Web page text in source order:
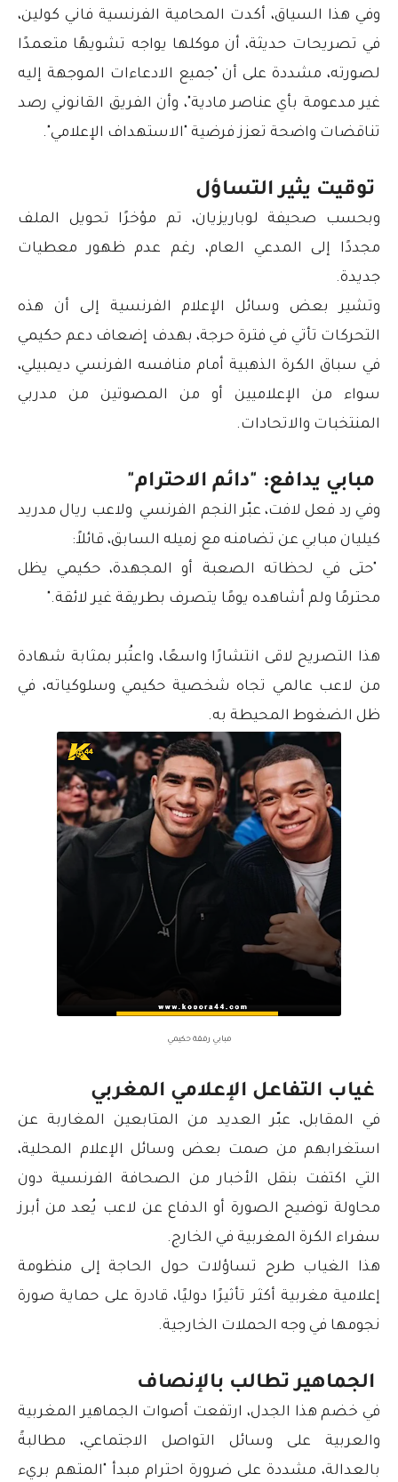
وفي هذا السياق، أكدت المحامية الفرنسية فاني كولين،
في تصريحات حديثة، أن موكلها يواجه تشويهًا متعمدًا
لصورته، مشددة على أن "جميع الادعاءات الموجهة إليه
غير مدعومة بأي عناصر مادية"، وأن الفريق القانوني رصد
تناقضات واضحة تعزز فرضية "الاستهداف الإعلامي".
توقيت يثير التساؤل
وبحسب صحيفة لوباريزيان، تم مؤخرًا تحويل الملف
مجددًا إلى المدعي العام، رغم عدم ظهور معطيات
جديدة.
وتشير بعض وسائل الإعلام الفرنسية إلى أن هذه
التحركات تأتي في فترة حرجة، بهدف إضعاف دعم حكيمي
في سباق الكرة الذهبية أمام منافسه الفرنسي ديمبيلي،
سواء من الإعلاميين أو من المصوتين من مدربي
المنتخبات والاتحادات.
مبابي يدافع: "دائم الاحترام"
وفي رد فعل لافت، عبّر النجم الفرنسي ولاعب ريال مدريد
كيليان مبابي عن تضامنه مع زميله السابق، قائلاً:
"حتى في لحظاته الصعبة أو المجهدة، حكيمي يظل
محترمًا ولم أشاهده يومًا يتصرف بطريقة غير لائقة."
هذا التصريح لاقى انتشارًا واسعًا، واعتُبر بمثابة شهادة
من لاعب عالمي تجاه شخصية حكيمي وسلوكياته، في
ظل الضغوط المحيطة به.
مبابي رفقة حكيمي
غياب التفاعل الإعلامي المغربي
في المقابل، عبّر العديد من المتابعين المغاربة عن
استغرابهم من صمت بعض وسائل الإعلام المحلية،
التي اكتفت بنقل الأخبار من الصحافة الفرنسية دون
محاولة توضيح الصورة أو الدفاع عن لاعب يُعد من أبرز
سفراء الكرة المغربية في الخارج.
هذا الغياب طرح تساؤلات حول الحاجة إلى منظومة
إعلامية مغربية أكثر تأثيرًا دوليًا، قادرة على حماية صورة
نجومها في وجه الحملات الخارجية.
الجماهير تطالب بالإنصاف
في خضم هذا الجدل، ارتفعت أصوات الجماهير المغربية
والعربية على وسائل التواصل الاجتماعي، مطالبةً
بالعدالة، مشددة على ضرورة احترام مبدأ "المتهم بريء